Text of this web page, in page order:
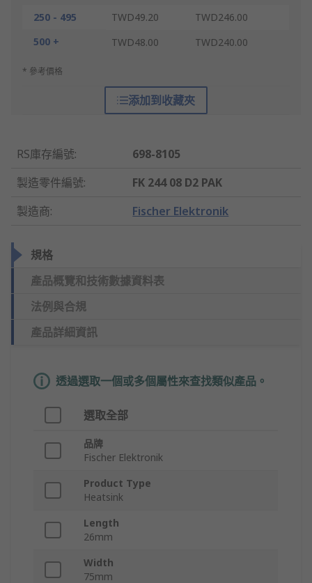
250 - 495
TWD49.20
TWD246.00
500 +
TWD48.00 TWD240.00
* 參考價格
添加到收藏夾
RS庫存編號:
698-8105
製造零件編號:
FK 244 08 D2 PAK
製造商: Fischer Elektronik
規格
產品概覽和技術數據資料表
法例與合規
產品詳細資訊
透過選取一個或多個屬性來查找類似產品。
選取全部
品牌
Fischer Elektronik
Product Type
Heatsink
Length
26mm
Width
75mm